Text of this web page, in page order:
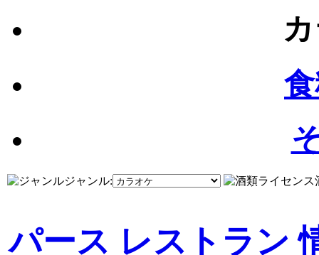
ジャンル:
パース レストラン